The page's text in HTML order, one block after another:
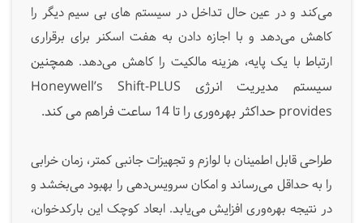
می‌کند و در عین حال تداخل در سیستم های بی سیم دیگر را
کاهش می‌دهد و با اجازه دادن به هفت اسکنر برای برقراری
ارتباط با یک پایه، هزینه مالکیت را کاهش می‌دهد. همچنین
سیستم مدیریت انرژی Honeywell’s Shift-PLUS
provides حداکثر بهره‌وری را تا 14 ساعت فراهم می کند.
طراحی قابل اطمینان با لوازم و تجهیزات جانبی کمتر، زمان خرابی
را به حداقل می‌رساند و امکان سرویس‌دهی را بهبود می‌بخشد و
در نتیجه بهره‌وری افزایش می‌یابد. ابعاد کوچک این بارکدخوان،